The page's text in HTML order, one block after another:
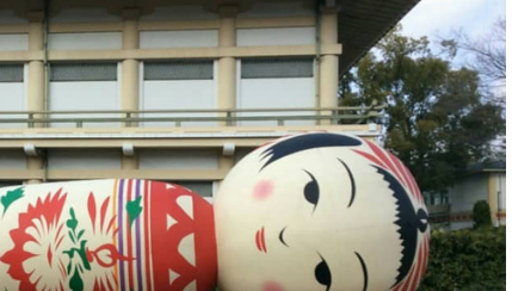
レンタルコート
258：最高の居酒屋さんス
タンドツマミグイ
257：「ゾーン」を知らず
に攻撃していませんか？